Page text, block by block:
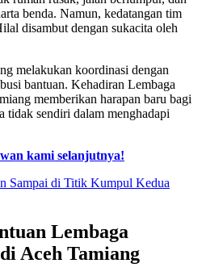
benda. Namun, kedatangan tim
disambut dengan sukacita oleh
melakukan koordinasi dengan
bantuan. Kehadiran Lembaga
memberikan harapan baru bagi
tidak sendiri dalam menghadapi
kami selanjutnya!
Sampai di Titik Kumpul Kedua
Lembaga
Aceh Tamiang